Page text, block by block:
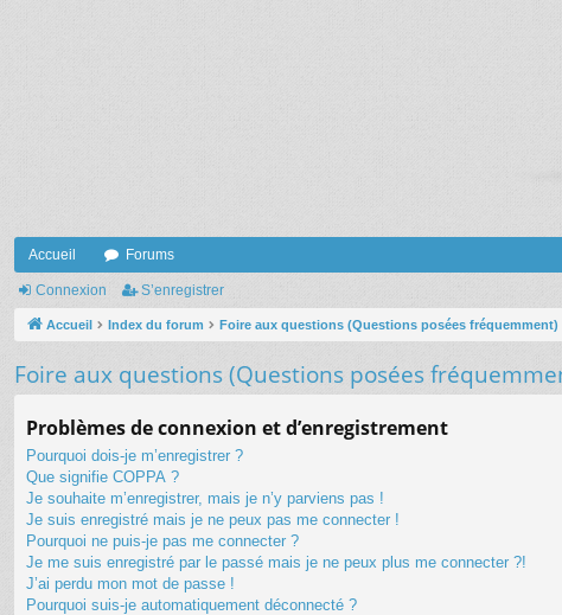
Accueil Forums
Connexion S’enregistrer
Accueil Index du forum Foire aux questions (Questions posées fréquemment)
Foire aux questions (Questions posées
Problèmes de connexion et d’enregistrement
Pourquoi dois-je m’enregistrer ?
Que signifie COPPA ?
Je souhaite m’enregistrer, mais je n’y parviens pas !
Je suis enregistré mais je ne peux pas me connecter !
Pourquoi ne puis-je pas me connecter ?
Je me suis enregistré par le passé mais je ne peux plus me connecter ?!
J’ai perdu mon mot de passe !
Pourquoi suis-je automatiquement déconnecté ?